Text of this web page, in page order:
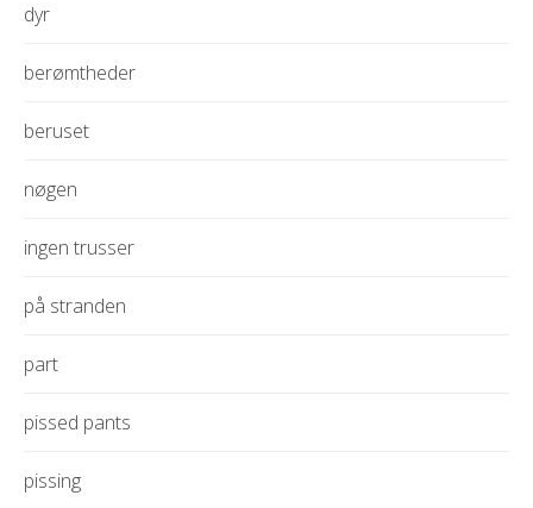
dyr
berømtheder
beruset
nøgen
ingen trusser
på stranden
part
pissed pants
pissing